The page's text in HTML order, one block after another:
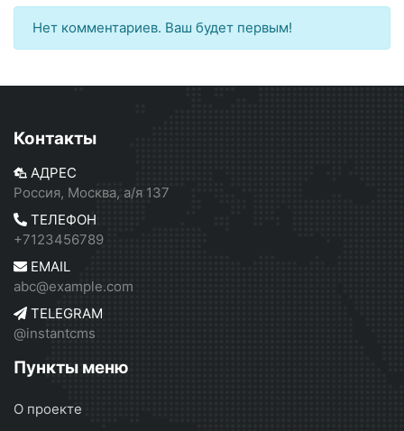
Нет комментариев. Ваш будет первым!
Контакты
АДРЕС
Россия, Москва, а/я 137
ТЕЛЕФОН
+7123456789
EMAIL
abc@example.com
TELEGRAM
@instantcms
Пункты меню
О проекте